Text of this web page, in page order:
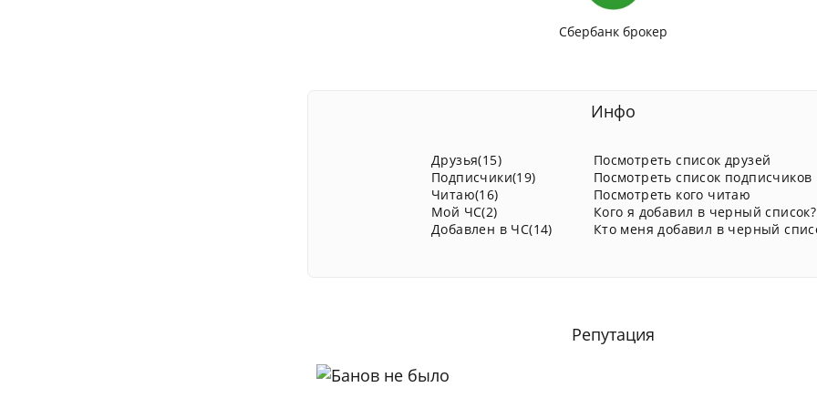
Сбербанк брокер
Инфо
Друзья(15)
Подписчики(19)
Читаю(16)
Мой ЧС(2)
Добавлен в ЧС(14)
Посмотреть список друзей
Посмотреть список подписчиков
Посмотреть кого читаю
Кого я добавил в черный список?
Кто меня добавил в черный
Репутация